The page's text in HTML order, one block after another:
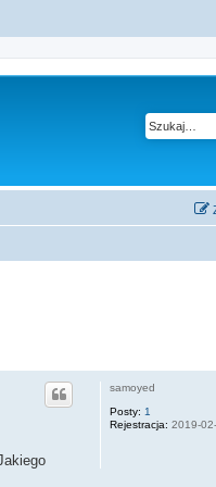
samoyed
Posty: 1
Rejestracja: 2019-